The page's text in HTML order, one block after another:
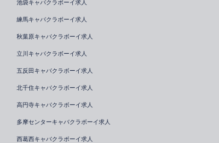
池袋キャバクラボーイ求人
練馬キャバクラボーイ求人
秋葉原キャバクラボーイ求人
立川キャバクラボーイ求人
五反田キャバクラボーイ求人
北千住キャバクラボーイ求人
高円寺キャバクラボーイ求人
多摩センターキャバクラボーイ求人
西葛西キャバクラボーイ求人